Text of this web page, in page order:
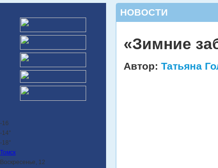
-16
-14°
-18°
Томск
Воскресенье, 12
НОВОСТИ
«Зимние
Автор: Татьяна